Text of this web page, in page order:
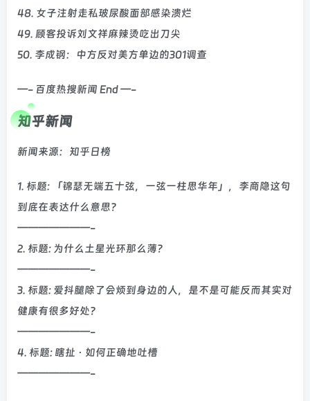
48. 女子注射走私玻尿酸面部感染溃烂
49. 顾客投诉刘文祥麻辣烫吃出刀尖
50. 李成钢：中方反对美方单边的301调查
—- 百度热搜新闻 End —-
知乎新闻
新闻来源：知乎日榜
1. 标题: 「锦瑟无端五十弦，一弦一柱思华年」，李商隐这句
到底在表达什么意思？
———————-
2. 标题: 为什么土星光环那么薄？
———————-
3. 标题: 爱抖腿除了会烦到身边的人，是不是可能反而其实对
健康有很多好处？
———————-
4. 标题: 瞎扯 · 如何正确地吐槽
———————-